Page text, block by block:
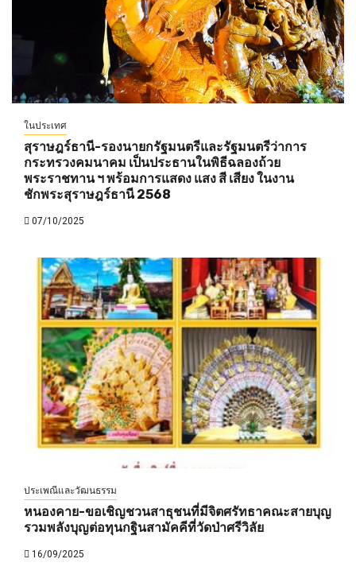
ในประเทศ
สุราษฎร์ธานี-รองนายกรัฐมนตรีและรัฐมนตรีว่าการ
กระทรวงคมนาคม เป็นประธานในพิธีฉลองถ้วย
พระราชทาน ฯ พร้อมการแสดง แสง สี เสียง ในงาน
ชักพระสุราษฎร์ธานี 2568
07/10/2025
ประเพณีและวัฒนธรรม
หนองคาย-ขอเชิญชวนสาธุชนที่มีจิตศรัทธาคณะสายบุญ
รวมพลังบุญต่อทุนกฐินสามัคคีที่วัดป่าศรีวิลัย
16/09/2025